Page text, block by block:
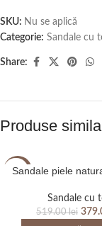
SKU: Nu se aplică
Categorie: Sandale cu
Share:
Produse
-27%
Sandale piele
Sandale cu
519.00lei